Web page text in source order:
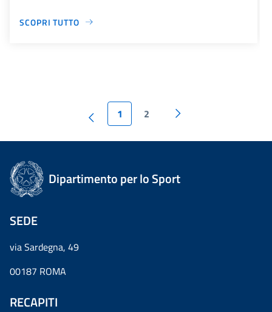
SCOPRI TUTTO
1 2
Dipartimento per lo Sport
SEDE
via Sardegna, 49
00187 ROMA
RECAPITI